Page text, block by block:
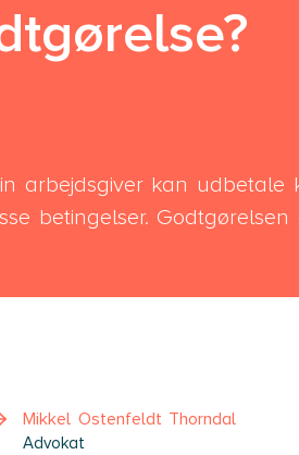
arbejdsgiver kan udbetale
betingelser.
Mikkel Ostenfeldt Thorndal
Advokat